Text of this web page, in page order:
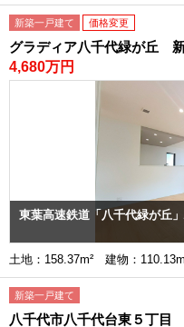
新築一戸建て 価格変更
グラディア八千代緑が丘
4,680万円
東葉高速鉄道「八千代緑が丘
土地：158.37m² 建物：
新築一戸建て
八千代市八千代台東５丁目